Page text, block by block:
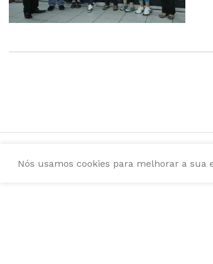
Nós usamos cookies para melhorar a sua